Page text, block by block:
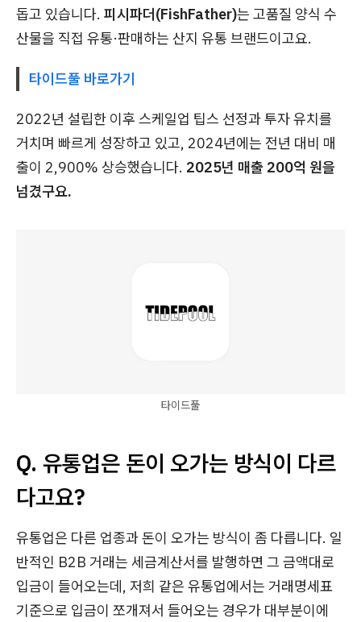
돕고 있습니다. 피시파더(FishFather)는 고품질 양식 수
산물을 직접 유통·판매하는 산지 유통 브랜드이고요.
타이드풀 바로가기
2022년 설립한 이후 스케일업 팁스 선정과 투자 유치를
거치며 빠르게 성장하고 있고, 2024년에는 전년 대비 매
출이 2,900% 상승했습니다. 2025년 매출 200억 원을
넘겼구요.
타이드풀
Q. 유통업은 돈이 오가는 방식이 다르
다고요?
유통업은 다른 업종과 돈이 오가는 방식이 좀 다릅니다. 일
반적인 B2B 거래는 세금계산서를 발행하면 그 금액대로
입금이 들어오는데, 저희 같은 유통업에서는 거래명세표
기준으로 입금이 쪼개져서 들어오는 경우가 대부분이에